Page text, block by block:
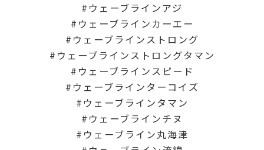
ウェーブラインアジ
ウェーブラインカーエー
ウェーブラインストロング
ウェーブラインストロングタマン
ウェーブラインスピード
ウェーブラインターコイズ
ウェーブラインタマン
ウェーブラインチヌ
ウェーブライン丸海津